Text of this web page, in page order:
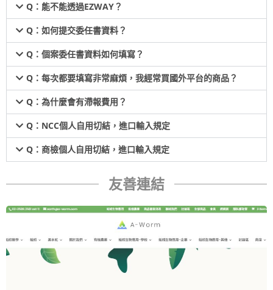
Q：能不能透過EZWAY？
Q：如何提交委任書資料？
Q：個案委任書資料如何填寫？
Q：每次都要填寫非常麻煩，我經常買國外平台的商品？
Q：為什麼會有滯報費用？
Q：NCC個人自用切結，進口輸入規定
Q：商檢個人自用切結，進口輸入規定
友善連結